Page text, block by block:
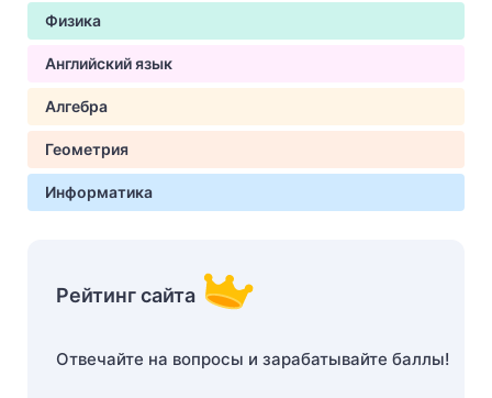
Физика
Английский язык
Алгебра
Геометрия
Информатика
Рейтинг сайта
Отвечайте на вопросы и зарабатывайте баллы!